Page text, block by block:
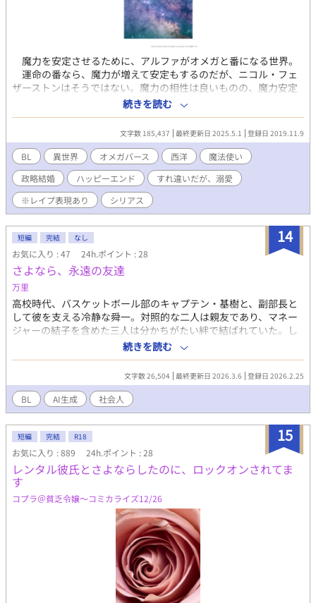
魔力を安定させるために、アルファがオメガと番になる世界。
運命の番なら、魔力が増えて安定もするのだが、ニコル・フェ
ザーストンはそうではない。魔力の相性は良いものの、魔力安定
剤の役目の代わりに、実家のあるオーガスト領を支援してもらう
という政略目的で、侯爵家の跡継ぎであるブラッドリー・アマー
ストと結婚する。 ニコルを気遣うブラッドリーに、いつしか
ニコルは本物の愛を抱く。 だが、結婚生活を始めて五年後。
運命の番エリアル・キャボットが現われて――。 魔法のあるフ
ァンタジー世界でのオメガバースものです。 R15表現、R18表
現も入れるのでご注意ください。その時は書いておきます。 ※
他の投稿サイトでも、重複公開しています。
続きを読む
文字数 185,437 最終更新日 2025.5.1 登録日 2019.11.9
BL 異世界 オメガバース 西洋
魔法使い
政略結婚
ハッピーエンド
すれ違いだが、溺愛
※レイプ表現あり
シリアス
14
短編 完結 なし
お気に入り : 47 24h.ポイント : 28
さよなら、永遠の友達
万里
高校時代、バスケットボール部のキャプテン・基樹と、副部長と
して彼を支える冷静な舜一。対照的な二人は親友であり、マネー
ジャーの結子を含めた三人は分かちがたい絆で結ばれていた。し
かし舜一は、基樹への決して報われない恋心を隠し続けていた。
卒業を控え、基樹との「ずっと一緒にバスケをする」という約束
を破り、舜一は逃げるように東京の大学へ進学する。基樹を突き
放したのは、彼が結子と結ばれる幸せを近くで見届ける自信がな
かったからだ。 10年後。孤独に生きる舜一のもとに、基樹から
「結子が事故で亡くなった」という絶望の電話が入る。ボロボロ
になった親友の悲痛な叫びを聞いた瞬間、舜一の中にあった想い
が目を覚ます。仕事もキャリアも投げ出し、舜一は深夜の高速を
ひた走る。
続きを読む
文字数 26,504 最終更新日 2026.3.6 登録日 2026.2.25
BL AI生成 社会人
15
短編 完結 R18
お気に入り : 889 24h.ポイント : 28
レンタル彼氏とさよならしたのに、ロックオンされてま
す
コプラ＠貧乏令嬢〜コミカライズ12/26